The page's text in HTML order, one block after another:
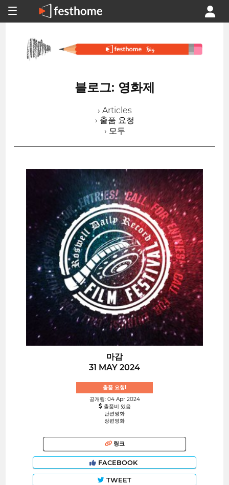
블로그: 영화제
› Articles
› 출품 요청
› 모두
마감
31 MAY 2024
출품 요청!
공개됨: 04 Apr 2024
출품비 있음
단편영화
장편영화
링크
FACEBOOK
TWEET